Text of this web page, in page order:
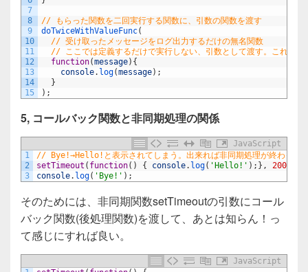
7
8
9
10
11
12
13
14
15
// もらった関数を二回実行する関数に、引数の関数を渡す
doTwiceWithValueFunc(
// 受け取ったメッセージをログ出力するだけの無名関数
// ここでは定義するだけで実行しない、引数として渡す。これがコ
function(message) {
console. log(message) ;
}
) ;
5, コールバック関数と非同期処理の関係
JavaScript
1
2
3
// Bye!→Hello!と表示されてしまう。出来れば非同期処理が終わった
setTimeout ( function( ) { console. log( 'Hello!' ) ; } , 2000
console. log( 'Bye!' ) ;
そのためには、非同期関数setTimeoutの引数にコール
バック関数(後処理関数)を渡して、あとは知らん！っ
て感じにすれば良い。
JavaScript